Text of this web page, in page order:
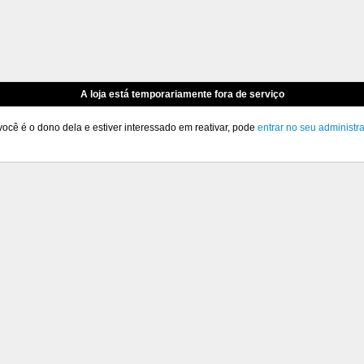
A loja está temporariamente fora de serviço
é o dono dela e estiver interessado em reativar, pode entrar no seu